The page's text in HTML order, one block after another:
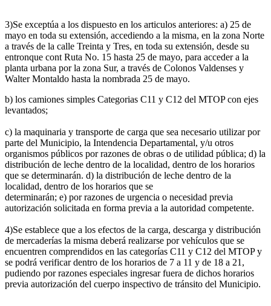
3)Se exceptúa a los dispuesto en los articulos anteriores: a) 25 de
mayo en toda su extensión, accediendo a la misma, en la zona Norte
a través de la calle Treinta y Tres, en toda su extensión, desde su
entronque cont Ruta No. 15 hasta 25 de mayo, para acceder a la
planta urbana por la zona Sur, a través de Colonos Valdenses y
Walter Montaldo hasta la nombrada 25 de mayo.
b) los camiones simples Categorias C11 y C12 del MTOP con ejes
levantados;
c) la maquinaria y transporte de carga que sea necesario utilizar por
parte del Municipio, la Intendencia Departamental, y/u otros
organismos públicos por razones de obras o de utilidad pública; d) la
distribución de leche dentro de la localidad, dentro de los horarios
que se determinarán. d) la distribución de leche dentro de la
localidad, dentro de los horarios que se
determinarán; e) por razones de urgencia o necesidad previa
autorización solicitada en forma previa a la autoridad competente.
4)Se establece que a los efectos de la carga, descarga y distribución
de mercaderías la misma deberá realizarse por vehículos que se
encuentren comprendidos en las categorías C11 y C12 del MTOP y
se podrá verificar dentro de los horarios de 7 a 11 y de 18 a 21,
pudiendo por razones especiales ingresar fuera de dichos horarios
previa autorización del cuerpo inspectivo de tránsito del Municipio.